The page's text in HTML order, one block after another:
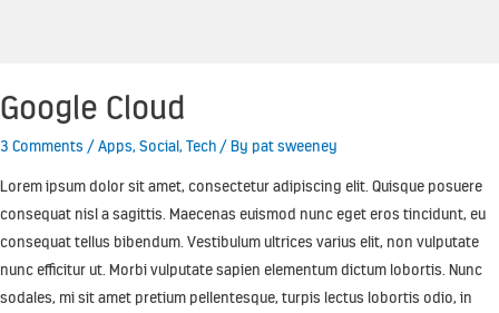
Google Cloud
3 Comments /Apps, Social, Tech / By pat sweeney
Lorem ipsum dolor sit amet, consectetur adipiscing elit. Quisque posuere
consequat nisl a sagittis. Maecenas euismod nunc eget eros tincidunt, eu
consequat tellus bibendum. Vestibulum ultrices varius elit, non vulputate
nunc efficitur ut. Morbi vulputate sapien elementum dictum lobortis. Nunc
sodales, mi sit amet pretium pellentesque, turpis lectus lobortis odio, in